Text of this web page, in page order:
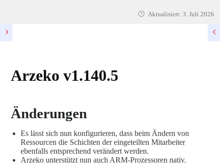
Aktualisiert: 3. Juli 2026
Arzeko v1.140.5
Änderungen
Es lässt sich nun konfigurieren, dass beim Ändern von
Ressourcen die Schichten der eingeteilten Mitarbeiter
ebenfalls entsprechend verändert werden.
Arzeko unterstützt nun auch ARM-Prozessoren nativ.